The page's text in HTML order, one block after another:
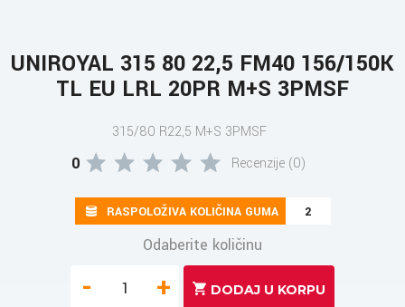
UNIROYAL 315 80 22,5 FM40 156/150K
TL EU LRL 20PR M+S 3PMSF
315/80 R22,5 M+S 3PMSF
0 Recenzije (0)
RASPOLOŽIVA KOLIČINA GUMA 2
Odaberite količinu
- +